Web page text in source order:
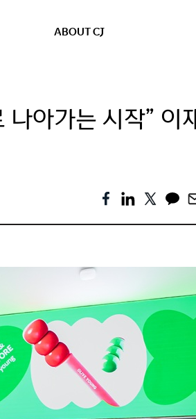
ABOUT CJ
아가는 시작” 이